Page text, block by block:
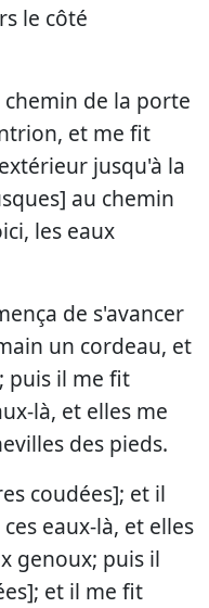
le côté
de la porte
et me fit
jusqu'à la
au chemin
les eaux
de s'avancer
un cordeau, et
puis il me fit
là, et elles me
des pieds.
coudées]; et il
eaux-là, et elles
genoux; puis il
et il me fit